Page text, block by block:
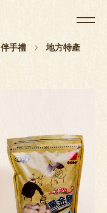
伴手禮
地方特產